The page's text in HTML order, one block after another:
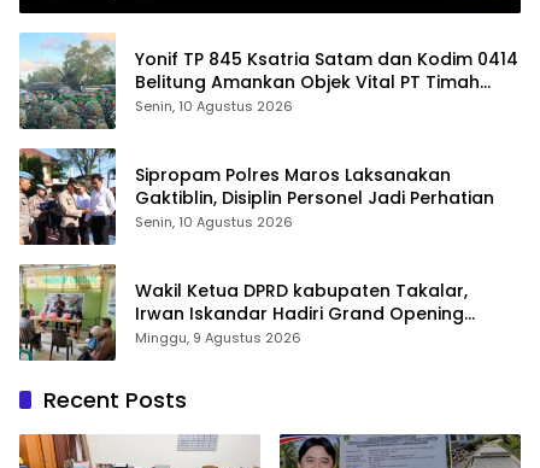
Yonif TP 845 Ksatria Satam dan Kodim 0414
Belitung Amankan Objek Vital PT Timah
Saat Aksi Penambang
Senin, 10 Agustus 2026
Sipropam Polres Maros Laksanakan
Gaktiblin, Disiplin Personel Jadi Perhatian
Senin, 10 Agustus 2026
Wakil Ketua DPRD kabupaten Takalar,
Irwan Iskandar Hadiri Grand Opening
Rumah sehat Pertama di Takalar, Melayani
Minggu, 9 Agustus 2026
Recent Posts